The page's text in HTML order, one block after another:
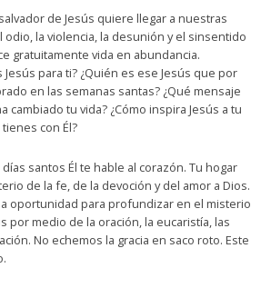
de Jesús quiere llegar a nuestras
la violencia, la desunión y el sinsentido
gratuitamente vida en abundancia.
para ti? ¿Quién es ese Jesús que por
en las semanas santas? ¿Qué mensaje
cambiado tu vida? ¿Cómo inspira Jesús a tu
con Él?
santos Él te hable al corazón. Tu hogar
de la fe, de la devoción y del amor a Dios.
oportunidad para profundizar en el misterio
por medio de la oración, la eucaristía, las
No echemos la gracia en saco roto. Este